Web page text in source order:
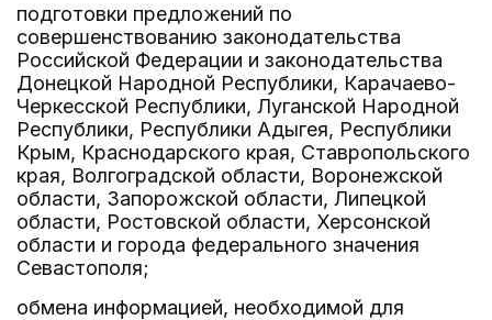
подготовки предложений по
совершенствованию законодательства
Российской Федерации и законодательства
Донецкой Народной Республики, Карачаево-
Черкесской Республики, Луганской Народной
Республики, Республики Адыгея, Республики
Крым, Краснодарского края, Ставропольского
края, Волгоградской области, Воронежской
области, Запорожской области, Липецкой
области, Ростовской области, Херсонской
области и города федерального значения
Севастополя;
обмена информацией, необходимой для